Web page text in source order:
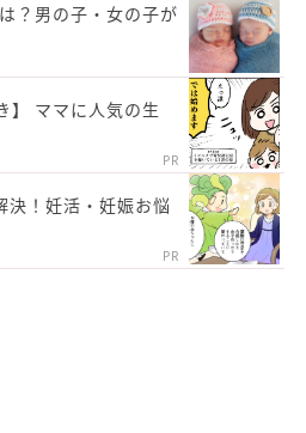
？男の子・女の子が
】 ママに人気の生
PR
決！妊活・妊娠お悩
PR